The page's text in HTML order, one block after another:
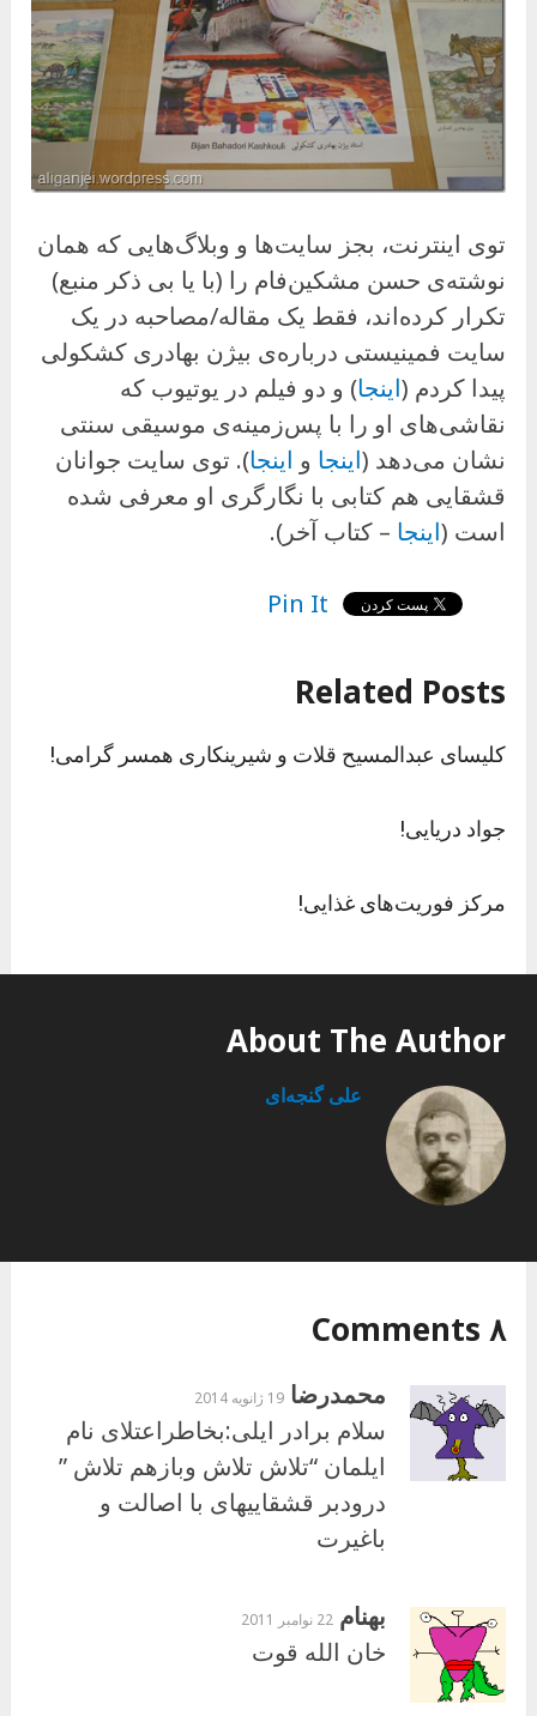
توی اینترنت، بجز سایت‌ها و وبلاگ‌هایی که همان
نوشته‌ی حسن مشکین‌فام را (با یا بی ذکر منبع)
تکرار کرده‌اند، فقط یک مقاله/مصاحبه در یک
سایت فمینیستی درباره‌ی بیژن بهادری کشکولی
پیدا کردم (اینجا) و دو فیلم در یوتیوب که
نقاشی‌های او را با پس‌زمینه‌ی موسیقی سنتی
نشان می‌دهد (اینجا و اینجا). توی سایت جوانان
قشقایی هم کتابی با نگارگری او معرفی شده
است (اینجا – کتاب آخر).
Pin It
Related Posts
کلیسای عبدالمسیح قلات و شیرینکاری همسر گرامی!
جواد دریایی!
مرکز فوریت‌های غذایی!
About The Author
علی گنجه‌ای
۸ Comments
محمدرضا 19 ژانویه 2014
سلام برادر ایلی:بخاطراعتلای نام
ایلمان “تلاش تلاش وبازهم تلاش ”
درودبر قشقاییهای با اصالت و
باغیرت
بهنام 22 نوامبر 2011
خان الله قوت